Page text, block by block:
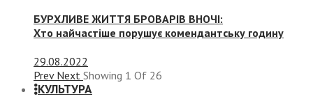
БУРХЛИВЕ ЖИТТЯ БРОВАРІВ ВНОЧІ:
Хто найчастіше порушує комендантську годину
29.08.2022
Prev Next Showing 1 Of 26
КУЛЬТУРА